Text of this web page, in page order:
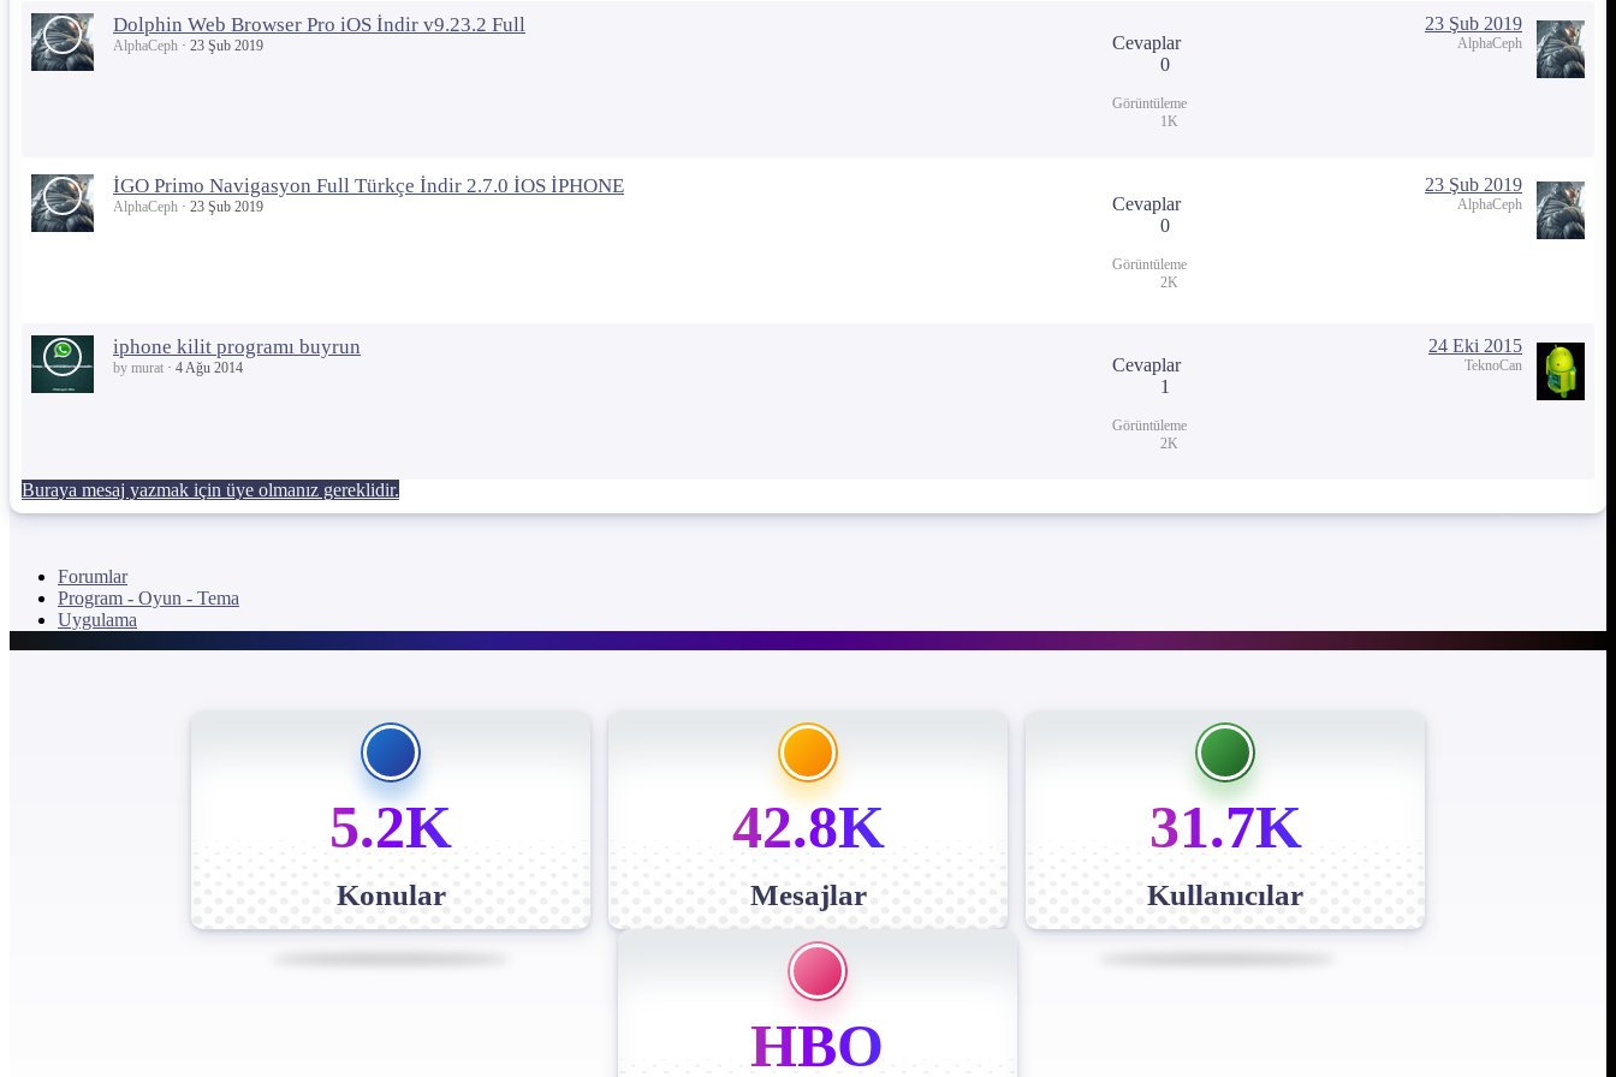
Dolphin Web Browser Pro iOS İndir v9.23.2 Full
AlphaCeph 23 Şub 2019
Cevaplar
0
Görüntüleme
1K
23 Şub 2019
AlphaCeph
İGO Primo Navigasyon Full Türkçe İndir 2.7.0 İOS İPHONE
AlphaCeph 23 Şub 2019
Cevaplar
0
Görüntüleme
2K
23 Şub 2019
AlphaCeph
iphone kilit programı buyrun
by murat 4 Ağu 2014
Cevaplar
1
Görüntüleme
2K
24 Eki 2015
TeknoCan
Buraya mesaj yazmak için üye olmanız gereklidir.
Forumlar
Program - Oyun - Tema
Uygulama
5.2K
Konular
42.8K
Mesajlar
31.7K
Kullanıcılar
HBO